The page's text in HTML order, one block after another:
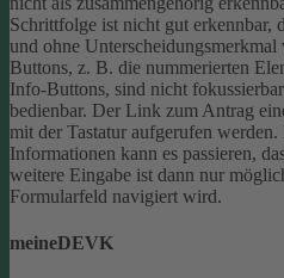
Schrittfolge ist nicht gut erkennbar,
und ohne Unterscheidungsmerkmal
Buttons, z. B. die nummerierten
Info-Buttons, sind nicht
bedienbar. Der Link zum Antrag
mit der Tastatur aufgerufen werden.
Informationen kann es passieren,
weitere Eingabe ist dann nur
Formularfeld navigiert wird.
meineDEVK